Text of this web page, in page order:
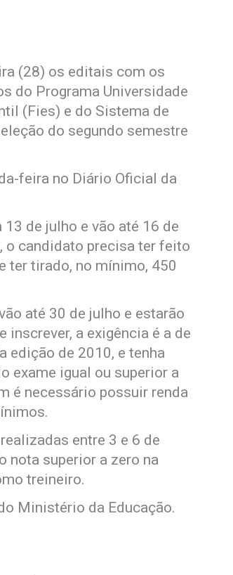
(28) os editais com os
do Programa Universidade
(Fies) e do Sistema de
do segundo semestre
feira no Diário Oficial da
de julho e vão até 16 de
o candidato precisa ter feito
ter tirado, no mínimo, 450
até 30 de julho e estarão
inscrever, a exigência é a de
edição de 2010, e tenha
exame igual ou superior a
é necessário possuir renda
entre 3 e 6 de
nota superior a zero na
treineiro.
Ministério da Educação.